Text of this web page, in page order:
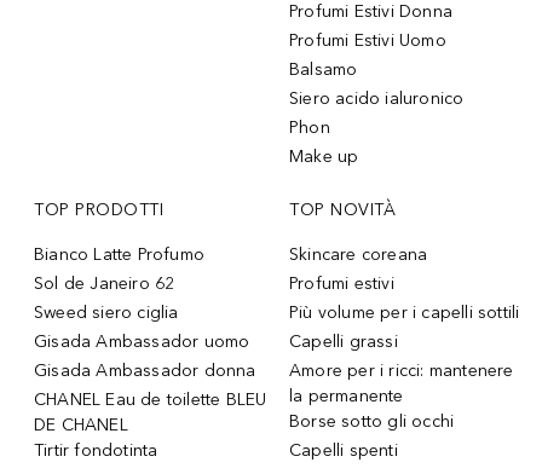
Profumi Estivi Donna
Profumi Estivi Uomo
Balsamo
Siero acido ialuronico
Phon
Make up
TOP PRODOTTI
Bianco Latte Profumo
Sol de Janeiro 62
Sweed siero ciglia
Gisada Ambassador uomo
Gisada Ambassador donna
CHANEL Eau de toilette BLEU
DE CHANEL
Tirtir fondotinta
TOP NOVITÀ
Skincare coreana
Profumi estivi
Più volume per i capelli sottili
Capelli grassi
Amore per i ricci: mantenere
la permanente
Borse sotto gli occhi
Capelli spenti